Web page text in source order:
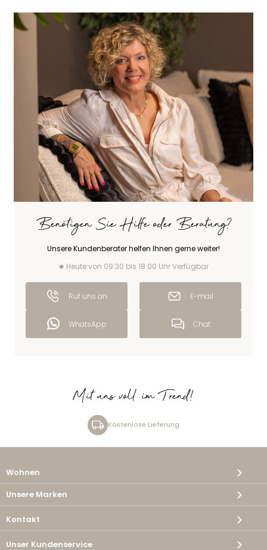
Benötigen Sie Hilfe oder Beratung?
Unsere Kundenberater helfen Ihnen gerne weiter!
Heute von 09:30 bis 18:00 Uhr Verfügbar
Ruf uns an E-mail
WhatsApp Chat
Mit uns voll im Trend!
Kostenlose Lieferung
Wohnen
Unsere Marken
Kontakt
Unser Kundenservice